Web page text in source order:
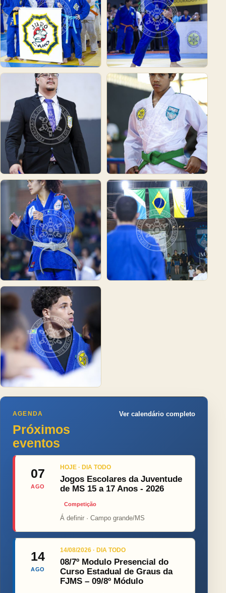
AGENDA
Próximos
eventos
Ver calendário completo
07
AGO
HOJE · DIA TODO
Jogos Escolares da Juventude
de MS 15 a 17 Anos - 2026
Competição
Á definir · Campo grande/MS
14
AGO
14/08/2026 · DIA TODO
08/7º Modulo Presencial do
Curso Estadual de Graus da
FJMS – 09/8º Módulo